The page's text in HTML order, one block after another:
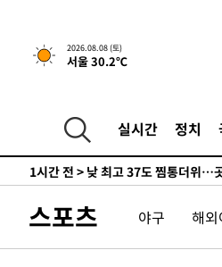
2026.08.08 (토)
서울 30.2℃
실시간 정치
실천"
-4488초 전 >이란, "오만과 '중앙 단
드는 임시"
1시간 전 >"낮 기온 소폭 하락"…수도
1시간 전 >[단독]중수청 지원 검사들
낮 최고 37도 찜통더위…
2시간 전 > SK하이닉스, 용인·청주
3시간 전 >외국인 심판 성 접대 7경
3시간 전 >[속보]코스닥, 2.86포인
스포츠 야구 해